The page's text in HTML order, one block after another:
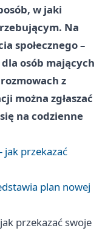
w jaki
Na
społecznego –
osób mających
z
można zgłaszać
na codzienne
jak przekazać
plan nowej
przekazać swoje